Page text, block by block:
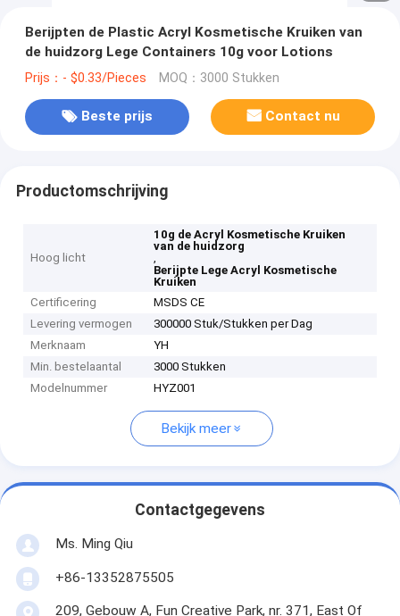
Berijpten de Plastic Acryl Kosmetische Kruiken van
de huidzorg Lege Containers 10g voor Lotions
Prijs：- $0.33/Pieces MOQ：3000 Stukken
Beste prijs Contact nu
Productomschrijving
Hoog licht
10g de Acryl Kosmetische Kruiken
van de huidzorg
,
Berijpte Lege Acryl Kosmetische
Kruiken
Certificering
MSDS CE
Levering vermogen
300000 Stuk/Stukken per Dag
Merknaam
YH
Min. bestelaantal
3000 Stukken
Modelnummer
HYZ001
Bekijk meer
Contactgegevens
Ms. Ming Qiu
+86-13352875505
209, Gebouw A, Fun Creative Park, nr. 371, East Of